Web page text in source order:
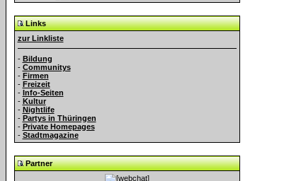
Links
zur Linkliste
- Bildung
- Communitys
- Firmen
- Freizeit
- Info-Seiten
- Kultur
- Nightlife
- Partys in Thüringen
- Private Homepages
- Stadtmagazine
Partner